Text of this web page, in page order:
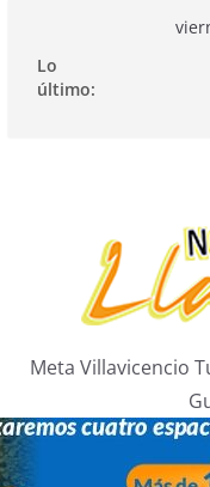
contenido
Lo
último:
Meta Villavicencio